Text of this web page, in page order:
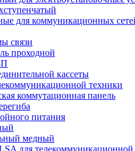
связи
проходной
кассеты
техники
коммутационная панель
питания
медный
для телекоммуникационной